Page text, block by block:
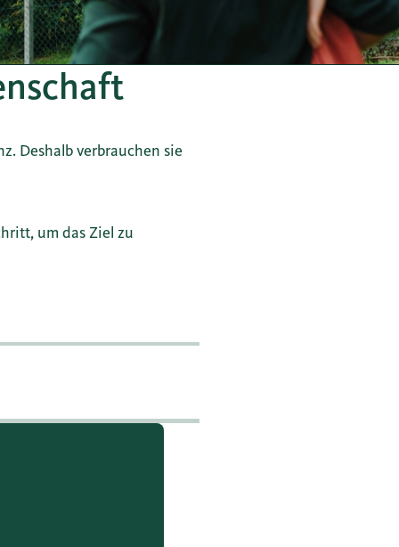
Deshalb verbrauchen sie
um das Ziel zu